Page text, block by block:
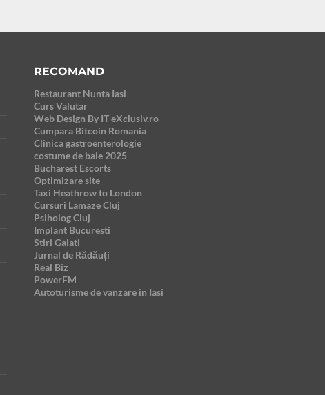
RECOMAND
Restaurant Nunta Iasi
Curs Valutar
Web Design By IT eXclusiv.ro
Cumpara Bitcoin Romania
Clinica gastroenterologie
costume de baie 2025
Bucharest Escorts
Optimizare site
Taxi Heathrow to London
Cursuri Lamaze Cluj
Psiholog Cluj
Implant Bucuresti
Stiri Galati
Jurnal de Rădăuți
Real Biz
PowerFM
Autoturisme de vanzare in Iasi